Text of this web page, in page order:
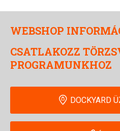
WEBSHOP
CSATLAKOZZ
PROGRAMUNKHOZ
DOCKYARD